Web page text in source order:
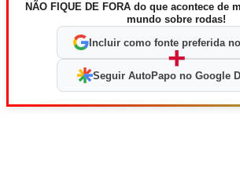
NÃO FIQUE DE FORA do que acontece de
mundo sobre rodas!
Incluir como fonte preferida
+
Seguir AutoPapo no Google